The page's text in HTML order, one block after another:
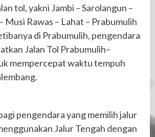
tol, yakni Jambi – Sarolangun –
Musi Rawas – Lahat – Prabumulih
di Prabumulih, pengendara
Jalan Tol Prabumulih–
mempercepat waktu tempuh
pengendara yang memilih jalur
Jalur Tengah dengan